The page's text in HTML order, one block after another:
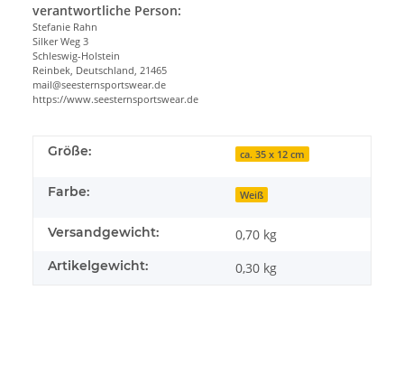
verantwortliche Person:
Stefanie Rahn
Silker Weg 3
Schleswig-Holstein
Reinbek, Deutschland, 21465
mail@seesternsportswear.de
https://www.seesternsportswear.de
Größe: ca. 35 x 12 cm
Farbe: Weiß
Versandgewicht: 0,70 kg
Artikelgewicht: 0,30 kg